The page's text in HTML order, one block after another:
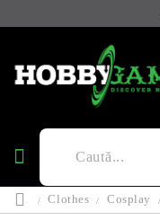
Clothes Cosplay